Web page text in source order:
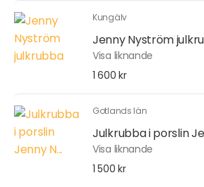
Kungälv
Jenny Nyström
Visa liknande
1 600 kr
Gotlands län
Julkrubba i porslin
Visa liknande
1 500 kr